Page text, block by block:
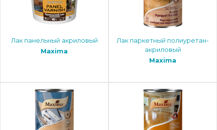
Лак панельный акриловый
Maxima
Лак паркетный полиуретан-
акриловый
Maxima